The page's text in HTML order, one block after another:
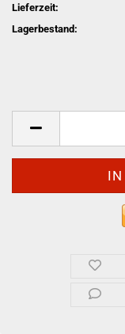
Lieferzeit:
Lagerbestand: